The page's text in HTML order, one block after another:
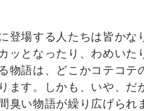
登場する人たちは皆かな
ッとなったり、わめいた
物語は、どこかコテコテ
ます。しかも、いや、だ
臭い物語が繰り広げられ